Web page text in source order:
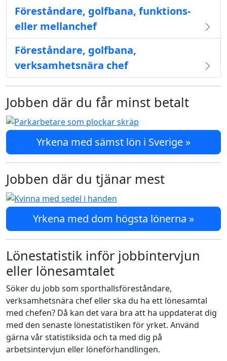
Föreståndare, golfbana, funktions-
eller mellanchef
Föreståndare, golfbana,
verksamhetsnära chef
Jobben där du får minst betalt
Yrkena med sämst lön i Sverige »
Jobben där du tjänar mest
Yrkena med dom högsta lönerna »
Lönestatistik inför jobbintervjun
eller lönesamtalet
Söker du jobb som sporthallsföreståndare,
verksamhetsnära chef eller ska du ha ett lönesamtal
med chefen? Då kan det vara bra att ha uppdaterat dig
med den senaste lönestatistiken för yrket. Använd
gärna vår statistiksida och ta med dig på
arbetsintervjun eller löneförhandlingen.